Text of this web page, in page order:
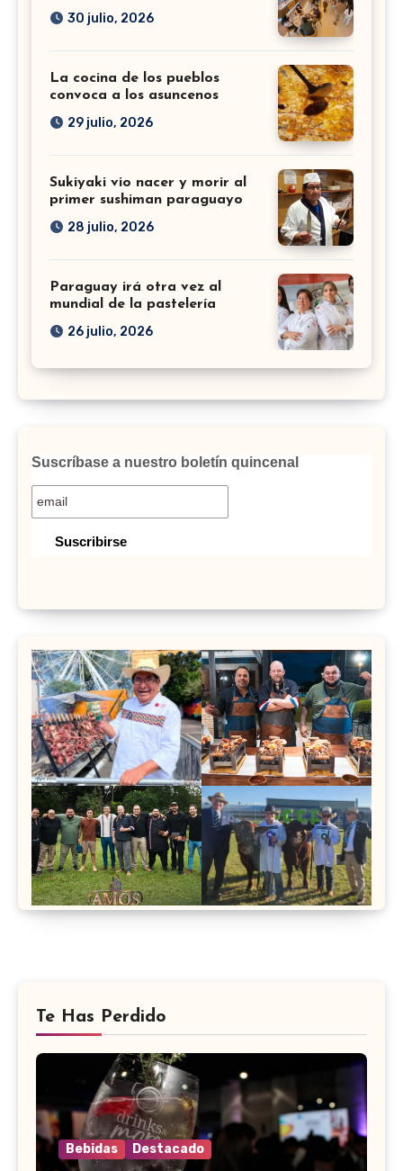
30 julio, 2026
La cocina de los pueblos
convoca a los asuncenos
29 julio, 2026
Sukiyaki vio nacer y morir al
primer sushiman paraguayo
28 julio, 2026
Paraguay irá otra vez al
mundial de la pastelería
26 julio, 2026
Suscríbase a nuestro boletín quincenal
Te Has Perdido
Bebidas Destacado